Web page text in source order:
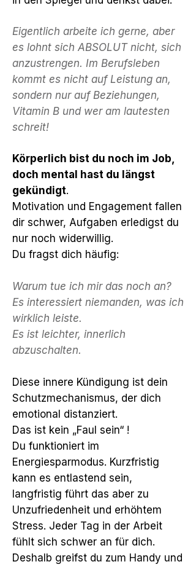
Eigentlich arbeite ich gerne, aber
es lohnt sich ABSOLUT nicht, sich
anzustrengen. Im Berufsleben
kommt es nicht auf Leistung an,
sondern nur auf Beziehungen,
Vitamin B und wer am lautesten
schreit!
Körperlich bist du noch im Job,
doch mental hast du längst
gekündigt.
Motivation und Engagement fallen
dir schwer, Aufgaben erledigst du
nur noch widerwillig.
Du fragst dich häufig:
Warum tue ich mir das noch an?
​Es interessiert niemanden, was ich
wirklich leiste.
​Es ist leichter, innerlich
abzuschalten.
Diese innere Kündigung ist dein
Schutzmechanismus, der dich
emotional distanziert.
Das ist kein „Faul sein“ !
Du funktioniert im
Energiesparmodus. Kurzfristig
kann es entlastend sein,
langfristig führt das aber zu
Unzufriedenheit und erhöhtem
Stress.​ Jeder Tag in der Arbeit
fühlt sich schwer an für dich.
Deshalb greifst du zum Handy und